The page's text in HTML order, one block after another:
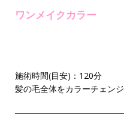
ワンメイクカラー
施術時間(目安)：120分
髪の毛全体をカラーチェンジ